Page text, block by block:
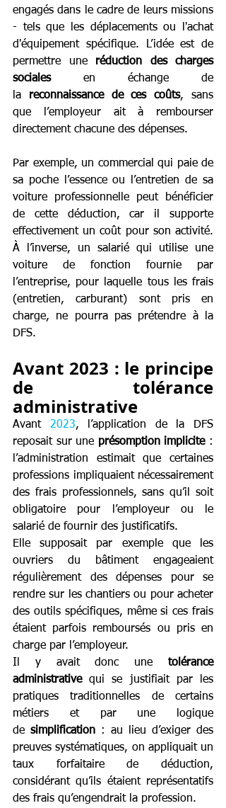
engagés dans le cadre de leurs missions
- tels que les déplacements ou l'achat
d'équipement spécifique. L’idée est de
permettre une réduction des charges
sociales en échange de
la reconnaissance de ces coûts, sans
que l’employeur ait à rembourser
directement chacune des dépenses.
Par exemple, un commercial qui paie de
sa poche l’essence ou l’entretien de sa
voiture professionnelle peut bénéficier
de cette déduction, car il supporte
effectivement un coût pour son activité.
À l’inverse, un salarié qui utilise une
voiture de fonction fournie par
l’entreprise, pour laquelle tous les frais
(entretien, carburant) sont pris en
charge, ne pourra pas prétendre à la
DFS.
Avant 2023 : le principe
de tolérance
administrative
Avant 2023, l’application de la DFS
reposait sur une présomption implicite :
l’administration estimait que certaines
professions impliquaient nécessairement
des frais professionnels, sans qu’il soit
obligatoire pour l’employeur ou le
salarié de fournir des justificatifs.
Elle supposait par exemple que les
ouvriers du bâtiment engageaient
régulièrement des dépenses pour se
rendre sur les chantiers ou pour acheter
des outils spécifiques, même si ces frais
étaient parfois remboursés ou pris en
charge par l’employeur.
Il y avait donc une tolérance
administrative qui se justifiait par les
pratiques traditionnelles de certains
métiers et par une logique
de simplification : au lieu d’exiger des
preuves systématiques, on appliquait un
taux forfaitaire de déduction,
considérant qu’ils étaient représentatifs
des frais qu’engendrait la profession.